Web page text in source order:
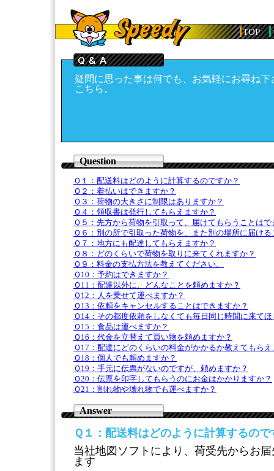
TOP
疑問に思った事は何でも、お気軽にお尋ね
こちら。
Question
Ｑ１：配送料はどのように計算するのですか？
Ｑ２：着払いはできますか？
Ｑ３：荷物の大きさに制限はありますか？
Ｑ４：領収書は発行してもらえますか？
Ｑ５：先方から荷物を引取って、届けてもらうことはで
Ｑ６：別の所で引取った荷物を、また別の場所に届け
Ｑ７：地方にも配達してもらえますか？
Ｑ８：どのくらいで荷物を取りに来てくれますか？
Ｑ９：料金の支払方法を教えてください。
Ｑ10：予約はできますか？
Ｑ11：配達以外に、どんなことを頼めますか？
Ｑ12：人を乗せて運べますか？
Ｑ13：依頼をキャンセルすることはできますか？
Ｑ14：その都度依頼をしなくても毎日同じ時間に来て
Ｑ15：食品は運べますか？
Ｑ16：代金を立替えて買い物を頼めますか？
Ｑ17：配達にどのくらいの料金がかかるか教えてもら
Ｑ18：個人でも頼めますか？
Ｑ19：手元に伝票がないのですが、頼めますか？
Ｑ20：伝票を印字してもらうのにお金はかかりますか？
Ｑ21：割れ物や壊れ物でも運べますか？
Answer
Ｑ１ ：配送料はどのように計算するので
当社地図ソフトにより、荷受先からお
ます